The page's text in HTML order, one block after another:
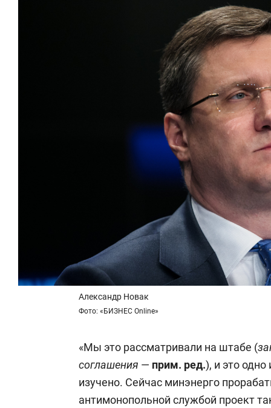
Александр Новак
Фото: «БИЗНЕС Online»
«Мы это рассматривали на штабе (
соглашения — прим. ред.), и это
изучено. Сейчас минэнерго
антимонопольной службой проект